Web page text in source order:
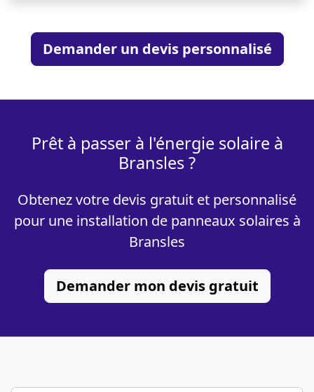
Demander un devis personnalisé
Prêt à passer à l'énergie solaire à
Bransles ?
Obtenez votre devis gratuit et personnalisé
pour une installation de panneaux solaires à
Bransles
Demander mon devis gratuit